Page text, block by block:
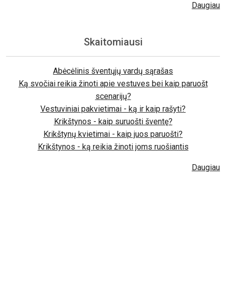
Daugiau
Skaitomiausi
Abėcėlinis šventųjų vardų sąrašas
Ką svočiai reikia žinoti apie vestuves bei kaip paruošt
scenarijų?
Vestuviniai pakvietimai - ką ir kaip rašyti?
Krikštynos - kaip suruošti šventę?
Krikštynų kvietimai - kaip juos paruošti?
Krikštynos - ką reikia žinoti joms ruošiantis
Daugiau